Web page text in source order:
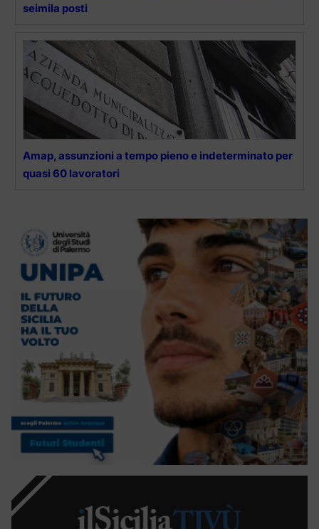
seimila posti
Amap, assunzioni a tempo pieno e indeterminato per
quasi 60 lavoratori